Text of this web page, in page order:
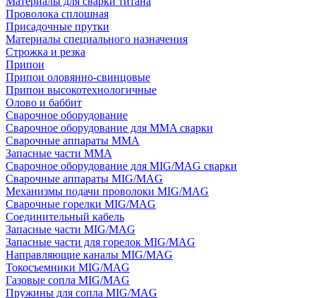
Проволока сплошная
Присадочные прутки
Материалы специального назначения
Строжка и резка
Припои
Припои оловянно-свинцовые
Припои высокотехнологичные
Олово и баббит
Сварочное оборудование
Сварочное оборудование для MMA сварки
Сварочные аппараты MMA
Запасные части MMA
Сварочное оборудование для MIG/MAG сварки
Сварочные аппараты MIG/MAG
Механизмы подачи проволоки MIG/MAG
Сварочные горелки MIG/MAG
Соединительный кабель
Запасные части MIG/MAG
Запасные части для горелок MIG/MAG
Направляющие каналы MIG/MAG
Токосъемники MIG/MAG
Газовые сопла MIG/MAG
Пружины для сопла MIG/MAG